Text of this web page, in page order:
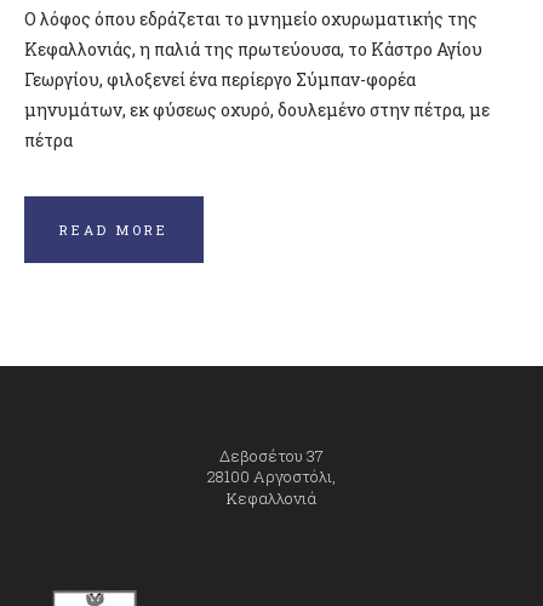
Ο λόφος όπου εδράζεται το μνημείο οχυρωματικής της
Κεφαλλονιάς, η παλιά της πρωτεύουσα, το Κάστρο Αγίου
Γεωργίου, φιλοξενεί ένα περίεργο Σύμπαν-φορέα
μηνυμάτων, εκ φύσεως οχυρό, δουλεμένο στην πέτρα, με
πέτρα
READ MORE
Δεβοσέτου 37
28100 Αργοστόλι,
Κεφαλλονιά